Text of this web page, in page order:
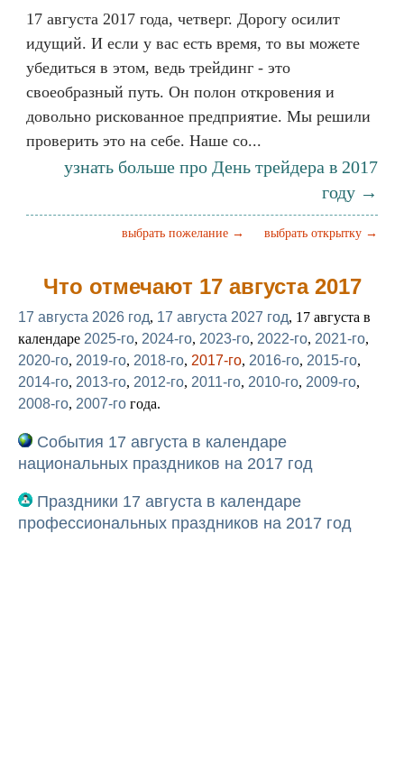
17 августа 2017 года, четверг. Дорогу осилит
идущий. И если у вас есть время, то вы можете
убедиться в этом, ведь трейдинг - это
своеобразный путь. Он полон откровения и
довольно рискованное предприятие. Мы решили
проверить это на себе. Наше со...
узнать больше про День трейдера в 2017
году →
выбрать открытку →
выбрать пожелание →
Что отмечают 17 августа 2017
17 августа 2026 год, 17 августа 2027 год, 17 августа в
календаре 2025-го, 2024-го, 2023-го, 2022-го, 2021-го,
2020-го, 2019-го, 2018-го, 2017-го, 2016-го, 2015-го,
2014-го, 2013-го, 2012-го, 2011-го, 2010-го, 2009-го,
2008-го, 2007-го года.
События 17 августа в календаре
национальных праздников на 2017 год
Праздники 17 августа в календаре
профессиональных праздников на 2017 год